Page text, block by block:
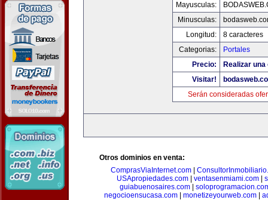
Mayusculas:
Minusculas:
Longitud:
8 caracteres
Categorias:
Portales
Precio:
Realizar
Visitar!
Serán consideradas
Otros dominios en venta:
ComprasViaInternet.com
USApropiedades.com| ventasenmiami.com|
guiabuenosaires.com|
negocioensucasa.com
monetizeyourweb.com